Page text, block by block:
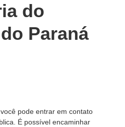
do
Paraná
pode entrar em contato
É possível encaminhar